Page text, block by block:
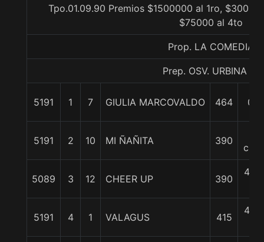
Tpo.01.09.90 Premios $1500000 al 1ro,
$75000 al 4to
Prop. LA COMEDIA
Prep. OSV. URBINA H.
5191 1 7 GIULIA MARCOVALDO 464 0/0
5191 2 10 MI ÑAÑITA 390
5089 3 12 CHEER UP 390
4 1/
5191 4 1 VALAGUS 415
4 1/